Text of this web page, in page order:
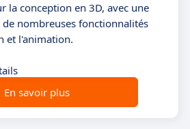
la conception en 3D, avec une
nombreuses fonctionnalités
et l'animation.
En savoir plus